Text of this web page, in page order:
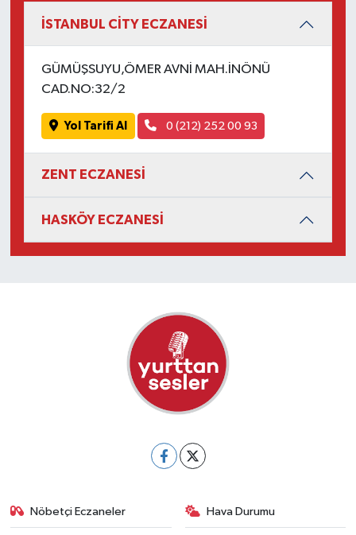
İSTANBUL CİTY ECZANESİ
GÜMÜŞSUYU,ÖMER AVNİ MAH.İNÖNÜ
CAD.NO:32/2
Yol Tarifi Al 0 (212) 252 00 93
ZENT ECZANESİ
HASKÖY ECZANESİ
Nöbetçi Eczaneler Hava Durumu